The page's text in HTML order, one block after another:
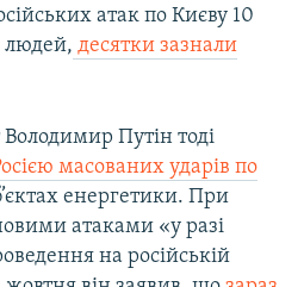
атак по Києву 10
людей, десятки зазнали
Путін тоді
масованих ударів по
енергетики. При
атаками «у разі
на російській